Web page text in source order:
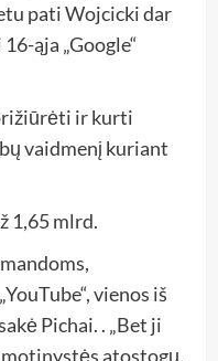
pati Wojcicki dar
ąja „Google“
ir kurti
vaidmenį kuriant
1,65 mlrd.
vienos iš
Pichai. . „Bet ji
atostogų,